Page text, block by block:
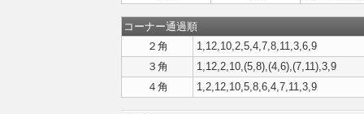
コーナー通過順
２角
1,12,10,2,5,4,7,8,11,3,6,9
３角
1,12,2,10,(5,8),(4,6),(7,11),3,9
４角
1,2,12,10,5,8,6,4,7,11,3,9